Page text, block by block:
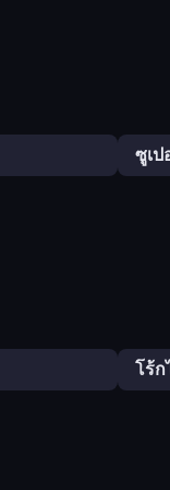
ซูเป
โร้